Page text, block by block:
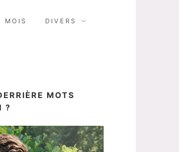
MOIS DIVERS
MOTS
?